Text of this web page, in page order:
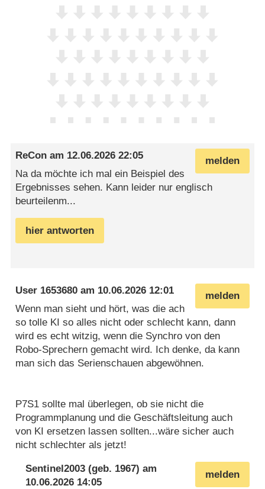
melden
ReCon am 12.06.2026 22:05
Na da möchte ich mal ein Beispiel des
Ergebnisses sehen. Kann leider nur englisch
beurteilenm...
hier antworten
melden
User 1653680 am 10.06.2026 12:01
Wenn man sieht und hört, was die ach
so tolle KI so alles nicht oder schlecht kann, dann
wird es echt witzig, wenn die Synchro von den
Robo-Sprechern gemacht wird. Ich denke, da kann
man sich das Serienschauen abgewöhnen.
P7S1 sollte mal überlegen, ob sie nicht die
Programmplanung und die Geschäftsleitung auch
von KI ersetzen lassen sollten...wäre sicher auch
nicht schlechter als jetzt!
melden
Sentinel2003 (geb. 1967) am
10.06.2026 14:05